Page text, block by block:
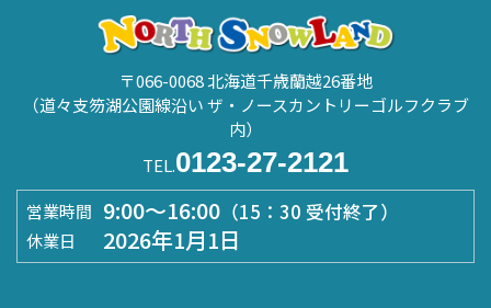
〒066-0068 北海道千歳蘭越26番地
（道々支笏湖公園線沿い ザ・ノースカントリーゴルフクラブ
内）
TEL.0123-27-2121
営業時間 9:00～16:00 （15：30 受付終了）
休業日 2026年1月1日